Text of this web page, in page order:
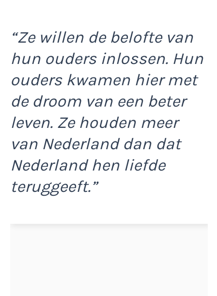
“Ze willen de belofte van
hun ouders inlossen. Hun
ouders kwamen hier met
de droom van een beter
leven. Ze houden meer
van Nederland dan dat
Nederland hen liefde
teruggeeft.”